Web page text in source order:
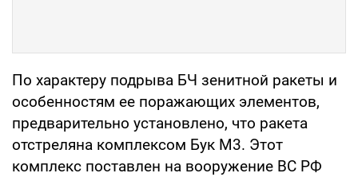
По характеру подрыва БЧ зенитной ракеты и
особенностям ее поражающих элементов,
предварительно установлено, что ракета
отстреляна комплексом Бук М3. Этот
комплекс поставлен на вооружение ВС РФ